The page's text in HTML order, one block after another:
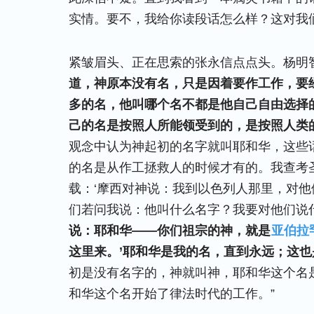
实情。要不，我给你读段话怎么样？这对我
紧皱眉头、正在思索的张永信点点头。杨
道，神原本没有名，只是因着要作工作，
多的名，他叫哪个名不都是他自己自由选
己的名是按照人所能领受到的，是按照人
观念中认为神起初的名字就叫耶和华，这
的名是从作工拯救人的时候才有的。我查
载：‘摩西对神说：我到以色列人那里，对
们若问我说：他叫什么名字？我要对他们说
说：耶和华——你们祖宗的神，就是亚伯拉
这里来。’耶和华是我的名，直到永远；这
初是没有名字的，神就叫神，耶和华这个
和华这个名开始了律法时代的工作。”